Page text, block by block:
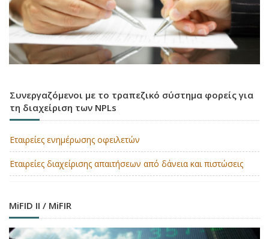
Συνεργαζόμενοι με το τραπεζικό σύστημα φορείς για
τη διαχείριση των NPLs
Εταιρείες ενημέρωσης οφειλετών
Εταιρείες διαχείρισης απαιτήσεων από δάνεια και πιστώσεις
MiFID II / MiFIR